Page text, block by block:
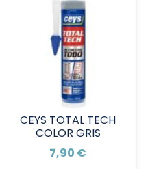
CEYS TOTAL TECH
COLOR GRIS
7,90 €